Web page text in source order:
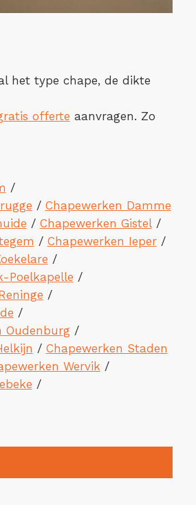
het type chape, de dikte
offerte aanvragen. Zo
/
/ Chapewerken Damme
/ Chapewerken Gistel/
/ Chapewerken Ieper/
/
Poelkapelle /
/
/
Oudenburg/
/ Chapewerken Staden
Wervik /
/